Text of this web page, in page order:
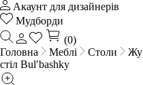
Акаунт для дизайнерів
Мудборди
(0)
Головна
Меблі Столи
стіл Bulʹbashky